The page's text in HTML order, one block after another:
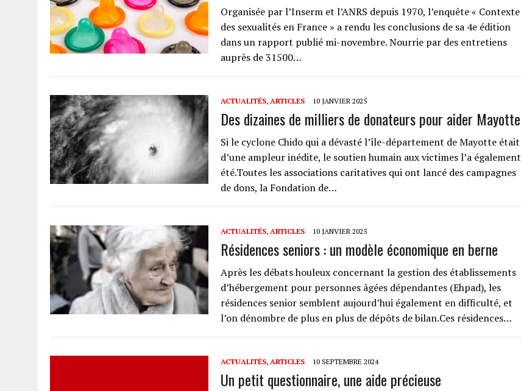
Organisée par l’Inserm et l’ANRS depuis 1970, l’enquête « Contexte
des sexualités en France » a rendu les conclusions de sa 4e édition
dans un rapport publié mi-novembre. Nourrie par des entretiens
auprès de 31500…
ACTUALITÉS, ARTICLES 10 JANVIER 2025
Des dizaines de milliers de donateurs pour aider Mayotte
Si le cyclone Chido qui a dévasté l’île-département de Mayotte était
d’une ampleur inédite, le soutien humain aux victimes l’a également
été.Toutes les associations caritatives qui ont lancé des campagnes
de dons, la Fondation de…
ACTUALITÉS, ARTICLES 10 JANVIER 2025
Résidences seniors : un modèle économique en berne
Après les débats houleux concernant la gestion des établissements
d’hébergement pour personnes âgées dépendantes (Ehpad), les
résidences senior semblent aujourd’hui également en difficulté, et
l’on dénombre de plus en plus de dépôts de bilan.Ces résidences…
ACTUALITÉS, ARTICLES 10 SEPTEMBRE 2024
Un petit questionnaire, une aide précieuse